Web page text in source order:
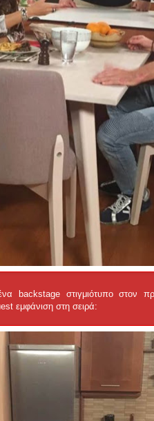
backstage στιγμιότυπο στον
εμφάνιση στη σειρά: